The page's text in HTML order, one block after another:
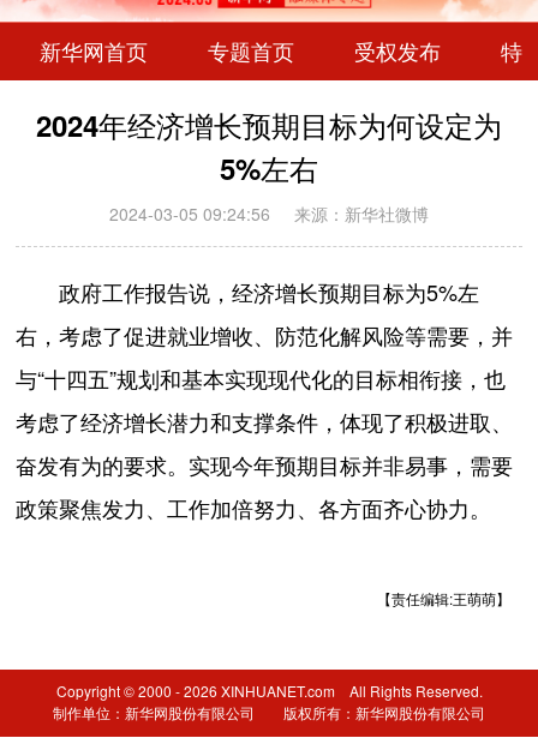
新华网首页 专题首页 受权发布 特
2024年经济增长预期目标为何设定为
5%左右
2024-03-05 09:24:56 来源：新华社微博
政府工作报告说，经济增长预期目标为5%左
右，考虑了促进就业增收、防范化解风险等需要，并
与“十四五”规划和基本实现现代化的目标相衔接，也
考虑了经济增长潜力和支撑条件，体现了积极进取、
奋发有为的要求。实现今年预期目标并非易事，需要
政策聚焦发力、工作加倍努力、各方面齐心协力。
【责任编辑:王萌萌】
Copyright © 2000 - 2026 XINHUANET.com All Rights Reserved.
制作单位：新华网股份有限公司 版权所有：新华网股份有限公司